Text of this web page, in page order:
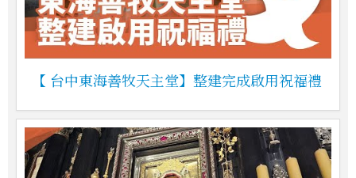
【 台中東海善牧天主堂】整建完成啟用祝福禮